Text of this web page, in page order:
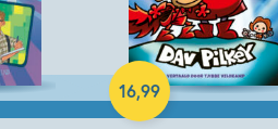
16,99
Hardcover